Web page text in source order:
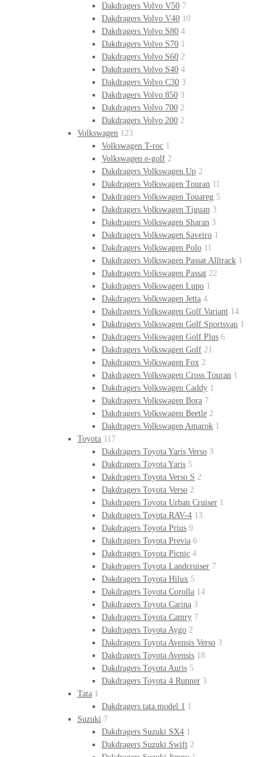
Dakdragers Volvo V50 7
Dakdragers Volvo V40 10
Dakdragers Volvo S80 4
Dakdragers Volvo S70 1
Dakdragers Volvo S60 2
Dakdragers Volvo S40 4
Dakdragers Volvo C30 3
Dakdragers Volvo 850 3
Dakdragers Volvo 700 2
Dakdragers Volvo 200 2
Volkswagen 123
Volkswagen T-roc 1
Volkswagen e-golf 2
Dakdragers Volkswagen Up 2
Dakdragers Volkswagen Touran 11
Dakdragers Volkswagen Touareg 5
Dakdragers Volkswagen Tiguan 3
Dakdragers Volkswagen Sharan 3
Dakdragers Volkswagen Saveiro 1
Dakdragers Volkswagen Polo 11
Dakdragers Volkswagen Passat Alltrack 1
Dakdragers Volkswagen Passat 22
Dakdragers Volkswagen Lupo 1
Dakdragers Volkswagen Jetta 4
Dakdragers Volkswagen Golf Variant 14
Dakdragers Volkswagen Golf Sportsvan 1
Dakdragers Volkswagen Golf Plus 6
Dakdragers Volkswagen Golf 21
Dakdragers Volkswagen Fox 2
Dakdragers Volkswagen Cross Touran 1
Dakdragers Volkswagen Caddy 1
Dakdragers Volkswagen Bora 7
Dakdragers Volkswagen Beetle 2
Dakdragers Volkswagen Amarok 1
Toyota 117
Dakdragers Toyota Yaris Verso 3
Dakdragers Toyota Yaris 5
Dakdragers Toyota Verso S 2
Dakdragers Toyota Verso 2
Dakdragers Toyota Urban Cruiser 1
Dakdragers Toyota RAV-4 13
Dakdragers Toyota Prius 9
Dakdragers Toyota Previa 6
Dakdragers Toyota Picnic 4
Dakdragers Toyota Landcruiser 7
Dakdragers Toyota Hilux 5
Dakdragers Toyota Corolla 14
Dakdragers Toyota Carina 3
Dakdragers Toyota Camry 7
Dakdragers Toyota Aygo 2
Dakdragers Toyota Avensis Verso 3
Dakdragers Toyota Avensis 18
Dakdragers Toyota Auris 5
Dakdragers Toyota 4 Runner 3
Tata 1
Dakdragers tata model 1 1
Suzuki 7
Dakdragers Suzuki SX4 1
Dakdragers Suzuki Swift 2